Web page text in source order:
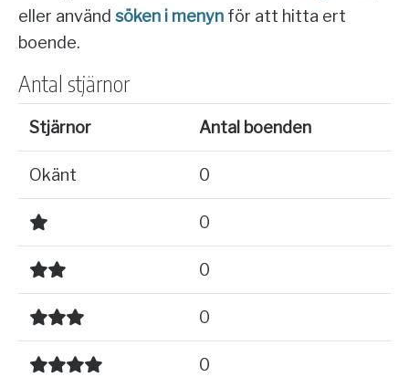
eller använd söken i menyn för att hitta ert
boende.
Antal stjärnor
Stjärnor Antal boenden
Okänt 0
0
0
0
0